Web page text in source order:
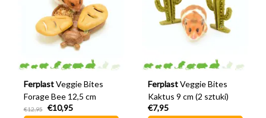
Ferplast Veggie Bites
Forage Bee 12,5 cm
€12,95
€10,95
Ferplast Veggie Bites
Kaktus 9 cm (2 sztuki)
€7,95